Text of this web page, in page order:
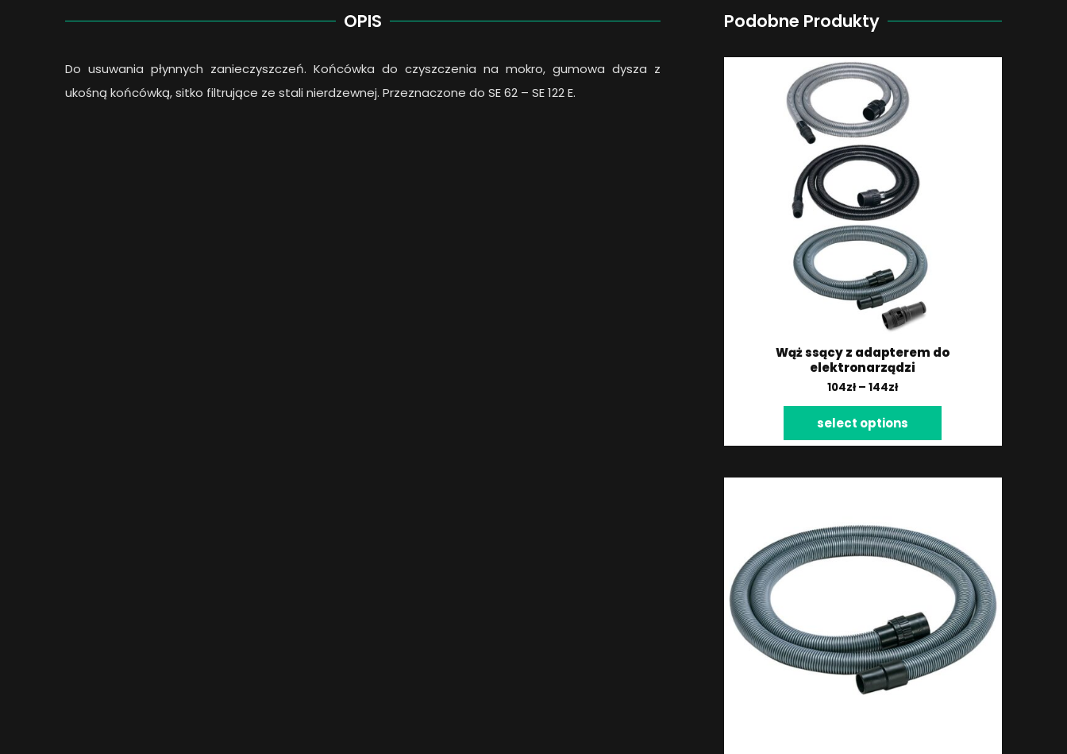
OPIS
Do usuwania płynnych zanieczyszczeń. Końcówka do czyszczenia na mokro, gumowa dysza z
ukośną końcówką, sitko filtrujące ze stali nierdzewnej. Przeznaczone do SE 62 – SE 122 E.
Podobne Produkty
Wąż ssący z adapterem do
elektronarządzi
104zł–144zł
select options